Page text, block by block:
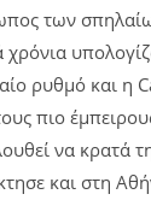
των
χρόνια
ρυθμό και η
πιο
να κρατά
και στη